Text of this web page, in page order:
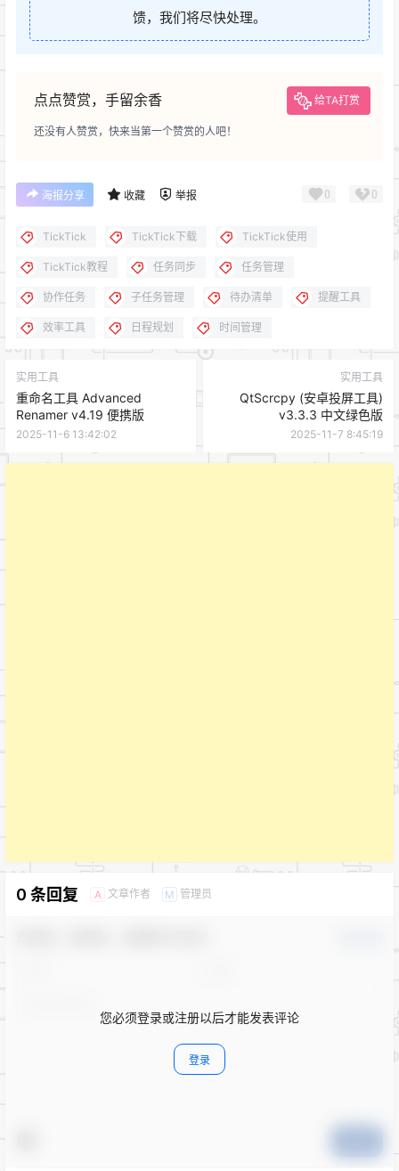
馈，我们将尽快处理。
点点赞赏，手留余香 给TA打赏
还没有人赞赏，快来当第一个赞赏的人吧！
海报分享 收藏 举报 0 0
TickTick TickTick下载 TickTick使用
TickTick教程 任务同步 任务管理
协作任务 子任务管理 待办清单 提醒工具
效率工具 日程规划 时间管理
实用工具
重命名工具 Advanced
Renamer v4.19 便携版
2025-11-6 13:42:02
实用工具
QtScrcpy (安卓投屏工具)
v3.3.3 中文绿色版
2025-11-7 8:45:19
0 条回复 A 文章作者 M 管理员
您必须登录或注册以后才能发表评论
登录